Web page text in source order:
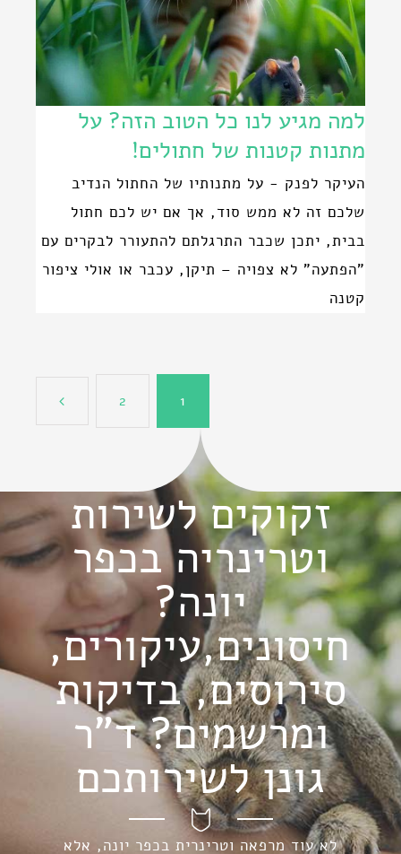
למה מגיע לנו כל הטוב הזה? על
מתנות קטנות של חתולים!
העיקר לפנק - על מתנותיו של החתול הנדיב
שלכם זה לא ממש סוד, אך אם יש לכם חתול
בבית, יתכן שכבר התרגלתם להתעורר לבקרים עם
"הפתעה" לא צפויה – תיקן, עכבר או אולי ציפור
קטנה
1
2
זקוקים לשירות
וטרינריה בכפר
יונה?
חיסונים,עיקורים,
סירוסים, בדיקות
ומרשמים? ד"ר
גונן לשירותכם
לא עוד מרפאה וטרינרית בכפר יונה, אלא